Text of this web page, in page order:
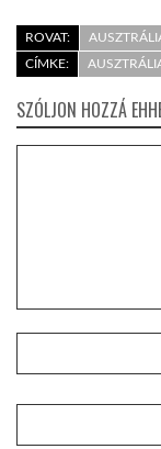
ROVAT:
CÍMKE:
SZÓLJON HOZZÁ